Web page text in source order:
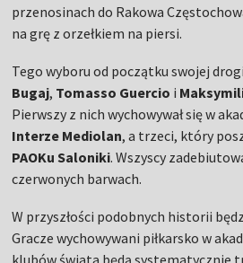
przenosinach do Rakowa
na grę z orzełkiem na piersi.
Tego wyboru od początku swojej
Bugaj, Tomasso Guercio i
Pierwszy z nich wychowywał się w
Interze Mediolan, a trzeci, który
PAOKu Saloniki. Wszyscy
czerwonych barwach.
W przyszłości podobnych historii
Gracze wychowywani piłkarsko w
klubów świata będą systematycznie